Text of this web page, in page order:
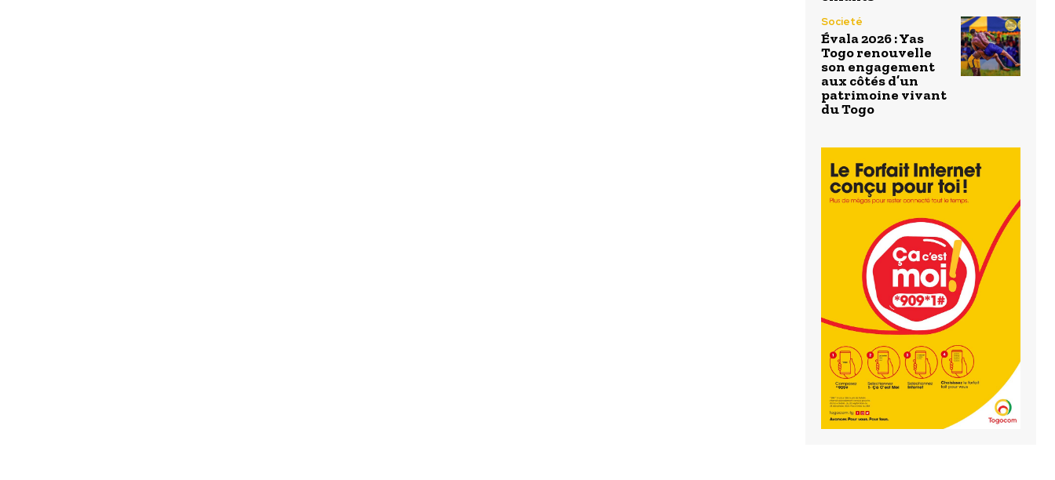
Societé
Évala 2026 : Yas
Togo renouvelle
son engagement
aux côtés d’un
patrimoine vivant
du Togo